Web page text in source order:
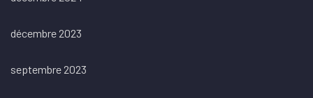
décembre 2023
septembre 2023